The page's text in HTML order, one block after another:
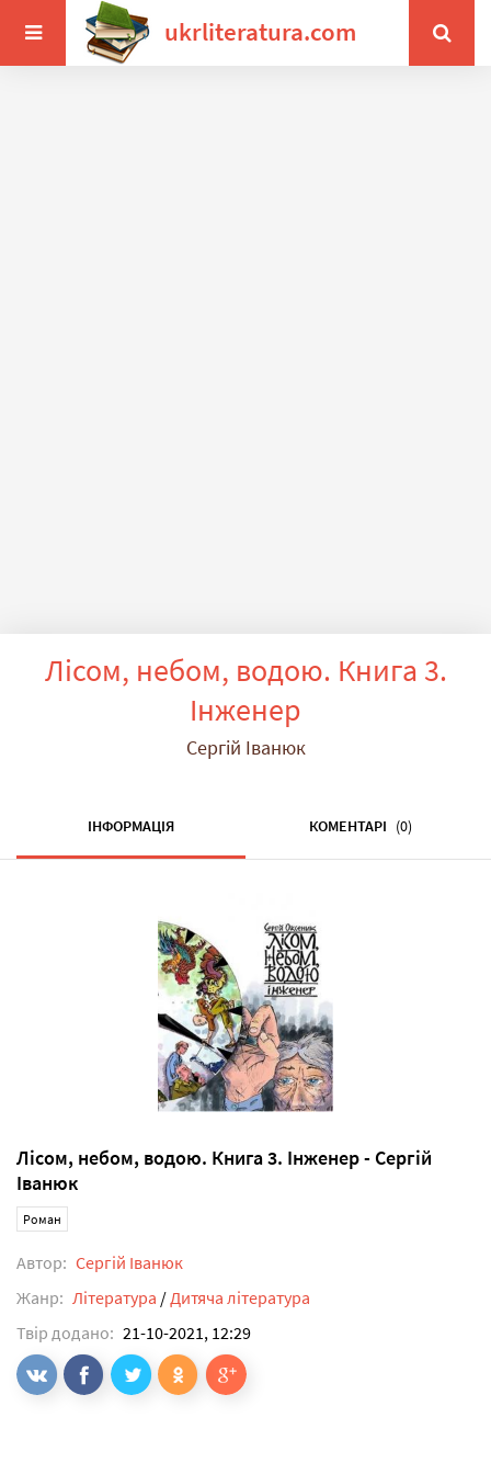
ukrliteratura.com
Лісом, небом, водою. Книга 3.
Інженер
Сергій Іванюк
ІНФОРМАЦІЯ КОМЕНТАРІ (0)
Лісом, небом, водою. Книга 3. Інженер - Сергій
Іванюк
Роман
Автор: Сергій Іванюк
Жанр: Література /Дитяча література
Твір додано: 21-10-2021, 12:29